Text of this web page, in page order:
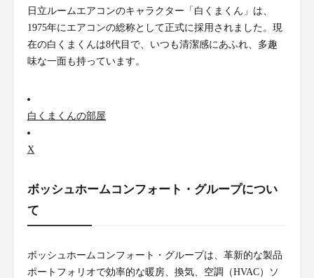
日立ルームエアコンのキャラクター「白くまくん」は、
1975年にエアコンの総称として正式に採用されました。現
在の白くまくんは8代目で、いつも清潔感にあふれ、多趣
味な一面も持っています。
白くまくんの部屋
X
ボッシュホームコンフォート・グループについ
て
ボッシュホームコンフォート・グループは、革新的な製品
ポートフォリオで効率的な暖房、換気、空調（HVAC）ソ